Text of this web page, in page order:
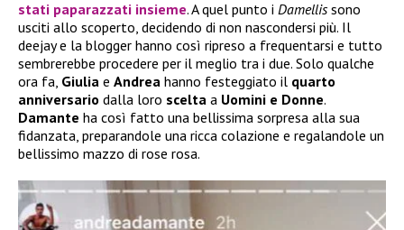
stati paparazzati insieme. A quel punto i Damellissono
usciti allo scoperto, decidendo di non nascondersi più. Il
deejay e la blogger hanno così ripreso a frequentarsi e tutto
sembrerebbe procedere per il meglio tra i due. Solo qualche
ora fa, Giulia e Andrea hanno festeggiato il quarto
anniversario dalla loro scelta a Uomini e Donne.
Damante ha così fatto una bellissima sorpresa alla sua
fidanzata, preparandole una ricca colazione e regalandole un
bellissimo mazzo di rose rosa.